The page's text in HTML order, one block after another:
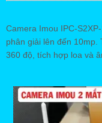
Camera Imou IPC-
phân giải lên đến
360 độ, tích hợp loa và